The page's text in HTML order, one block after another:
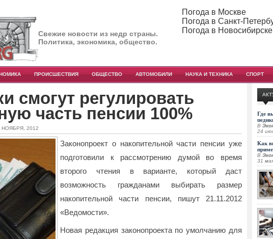
Свежие новости из недр страны.
Политика, экономика, общество.
Погода в Москве
Погода в Санкт-
Погода в Новосибирске
ПРОИСШЕСТВИЯ ОБЩЕСТВО АВТОМОБИЛИ НАУКА И ТЕХНИКА СПОРТ
смогут регулировать
часть пенсии 100%
НОЯБРЯ, 2012
Законопроект о накопительной части пенсии уже
подготовили к рассмотрению думой во время
второго чтения в варианте, который даст
возможность гражданами выбирать размер
накопительной части пенсии, пишут 21.11.2012
«Ведомости».
Новая редакция законопроекта по умолчанию для
Где
В
24
Как
В
31